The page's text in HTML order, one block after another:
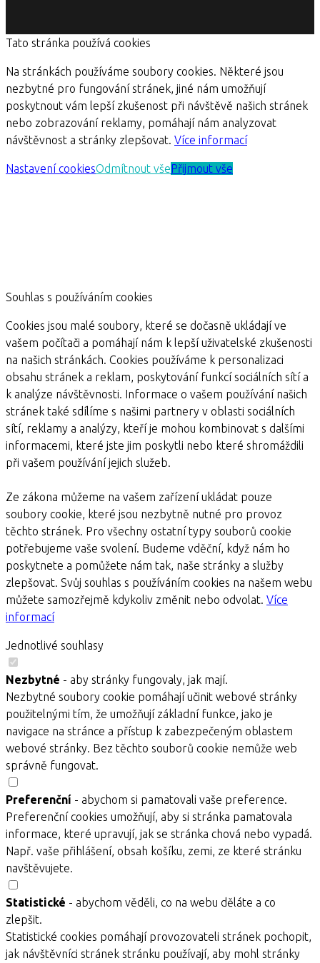
Tato stránka používá cookies
Na stránkách používáme soubory cookies. Některé jsou
nezbytné pro fungování stránek, jiné nám umožňují
poskytnout vám lepší zkušenost při návštěvě našich stránek
nebo zobrazování reklamy, pomáhají nám analyzovat
návštěvnost a stránky zlepšovat. Více informací
Nastavení cookiesOdmítnout všePřijmout vše
Souhlas s používáním cookies
Cookies jsou malé soubory, které se dočasně ukládají ve
vašem počítači a pomáhají nám k lepší uživatelské zkušenosti
na našich stránkách. Cookies používáme k personalizaci
obsahu stránek a reklam, poskytování funkcí sociálních sítí a
k analýze návštěvnosti. Informace o vašem používání našich
stránek také sdílíme s našimi partnery v oblasti sociálních
sítí, reklamy a analýzy, kteří je mohou kombinovat s dalšími
informacemi, které jste jim poskytli nebo které shromáždili
při vašem používání jejich služeb.
Ze zákona můžeme na vašem zařízení ukládat pouze
soubory cookie, které jsou nezbytně nutné pro provoz
těchto stránek. Pro všechny ostatní typy souborů cookie
potřebujeme vaše svolení. Budeme vděční, když nám ho
poskytnete a pomůžete nám tak, naše stránky a služby
zlepšovat. Svůj souhlas s používáním cookies na našem webu
můžete samozřejmě kdykoliv změnit nebo odvolat. Více
informací
Jednotlivé souhlasy
Nezbytné - aby stránky fungovaly, jak mají.
Nezbytné soubory cookie pomáhají učinit webové stránky
použitelnými tím, že umožňují základní funkce, jako je
navigace na stránce a přístup k zabezpečeným oblastem
webové stránky. Bez těchto souborů cookie nemůže web
správně fungovat.
Preferenční - abychom si pamatovali vaše preference.
Preferenční cookies umožňují, aby si stránka pamatovala
informace, které upravují, jak se stránka chová nebo vypadá.
Např. vaše přihlášení, obsah košíku, zemi, ze které stránku
navštěvujete.
Statistické - abychom věděli, co na webu děláte a co
zlepšit.
Statistické cookies pomáhají provozovateli stránek pochopit,
jak návštěvníci stránek stránku používají, aby mohl stránky